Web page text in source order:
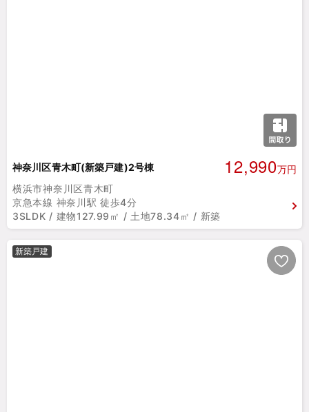
神奈川区青木町(新築戸建)2号棟 12,990万円
横浜市神奈川区青木町
京急本線 神奈川駅 徒歩4分
3SLDK / 建物127.99㎡ / 土地78.34㎡ / 新築
新築戸建